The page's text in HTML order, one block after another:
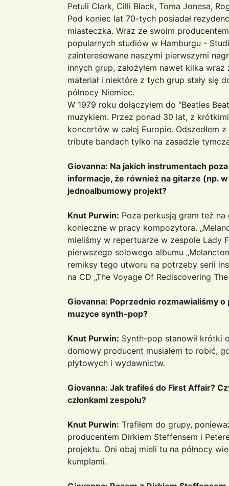
Petuli Clark, Cilli Black, Toma Jonesa,
Pod koniec lat 70-tych posiadał
miasteczka. Wraz ze swoim
popularnych studiów w Hamburgu -
zainteresowane naszymi pierwszymi
innych grup, założyłem nawet kilka
materiał i niektóre z tych grup stały się
północy Niemiec.
W 1979 roku dołączyłem do "Beatles
muzykiem. Przez ponad 30 lat, z
koncertów w całej Europie. Odszedłem
tribute bandach tylko na zasadzie
Giovanna: Na jakich instrumentach
informacje, że również na gitarze (np.
jednoalbumowy projekt?
Knut Purwin: Poza perkusją gram też
konieczne w pracy kompozytora.
mieliśmy w repertuarze w zespole Lady
pierwszego solowego albumu
remiksy tego utworu na potrzeby serii
na CD „The Voyage Of Rediscovering The
Giovanna: Poprzednio rozmawialiśmy o
muzyce synth-pop?
Knut Purwin: Synth-pop stanowił krótki
domowy producent musiałem to robić,
płytowych i wydawnictw.
Giovanna: Jak trafiłeś do First Affair?
członkami zespołu?
Knut Purwin: Trafiłem do grupy,
producentem Dirkiem Steffensem i
projektu. Oni obaj mieli tu na północy
kumplami.